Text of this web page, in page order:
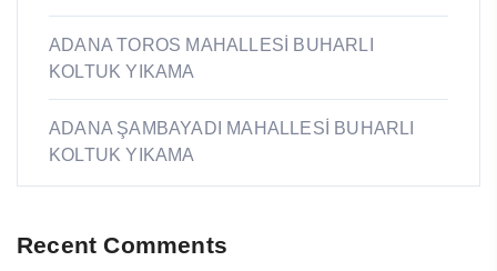
ADANA TOROS MAHALLESİ BUHARLI
KOLTUK YIKAMA
ADANA ŞAMBAYADI MAHALLESİ BUHARLI
KOLTUK YIKAMA
Recent Comments